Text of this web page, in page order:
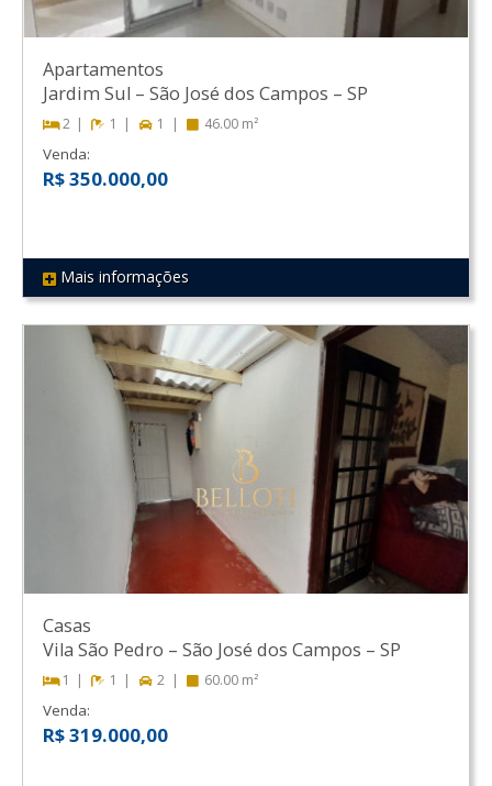
REF 435
Apartamentos
Jardim Sul – São José dos Campos – SP
2 1 1 46.00 m²
Venda:
R$ 350.000,00
Mais informações
Casas
Vila São Pedro – São José dos Campos – SP
1 1 2 60.00 m²
Venda:
R$ 319.000,00